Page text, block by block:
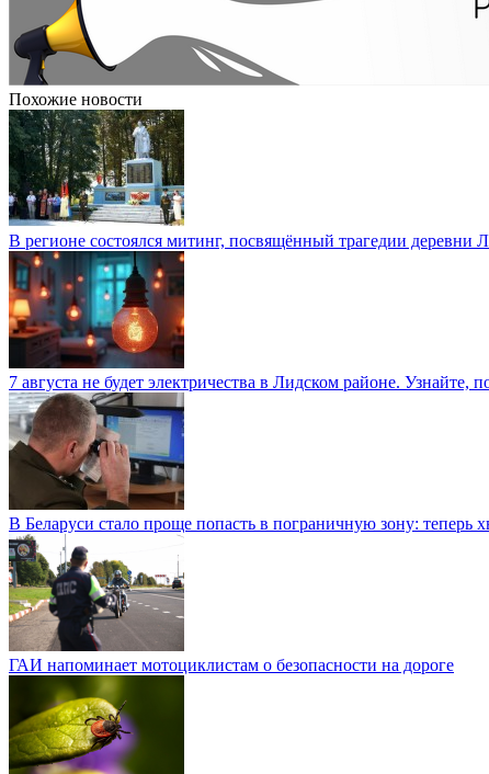
Похожие новости
В регионе состоялся митинг, посвящённый трагедии деревни
7 августа не будет электричества в Лидском районе. Узнайте,
В Беларуси стало проще попасть в пограничную зону: теперь
ГАИ напоминает мотоциклистам о безопасности на дороге